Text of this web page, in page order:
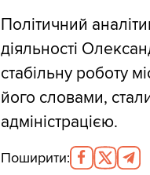
Політичний
діяльності
стабільну роботу
його словами,
адміністрацією.
Поширити: